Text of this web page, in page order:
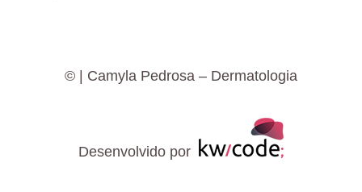
© | Camyla Pedrosa – Dermatologia
Desenvolvido por